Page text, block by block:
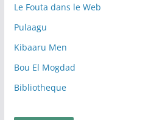
Le Fouta dans le Web
Pulaagu
Kibaaru Men
Bou El Mogdad
Bibliotheque